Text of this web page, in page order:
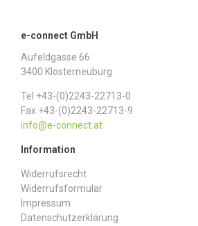
e-connect GmbH
Aufeldgasse 66
3400 Klosterneuburg
Tel +43-(0)2243-22713-0
Fax +43-(0)2243-22713-9
info@e-connect.at
Information
Widerrufs­recht
Widerrufs­formular
Impressum
Daten­schutz­erklärung